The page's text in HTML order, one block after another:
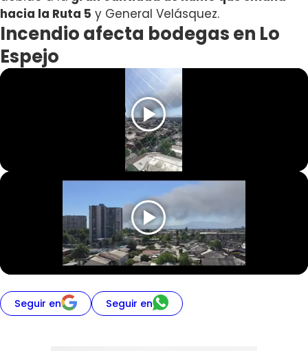
hacia la Ruta 5 y General Velásquez.
Incendio afecta bodegas en Lo
Espejo
Seguir en Seguir en